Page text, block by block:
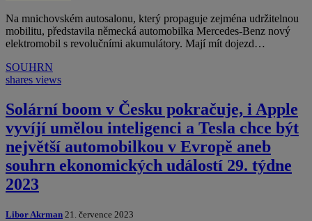
Na mnichovském autosalonu, který propaguje zejména udržitelnou
mobilitu, představila německá automobilka Mercedes-Benz nový
elektromobil s revolučními akumulátory. Mají mít dojezd…
SOUHRN
shares views
Solární boom v Česku pokračuje, i Apple
vyvíjí umělou inteligenci a Tesla chce být
největší automobilkou v Evropě aneb
souhrn ekonomických událostí 29. týdne
2023
Libor Akrman 21. července 2023